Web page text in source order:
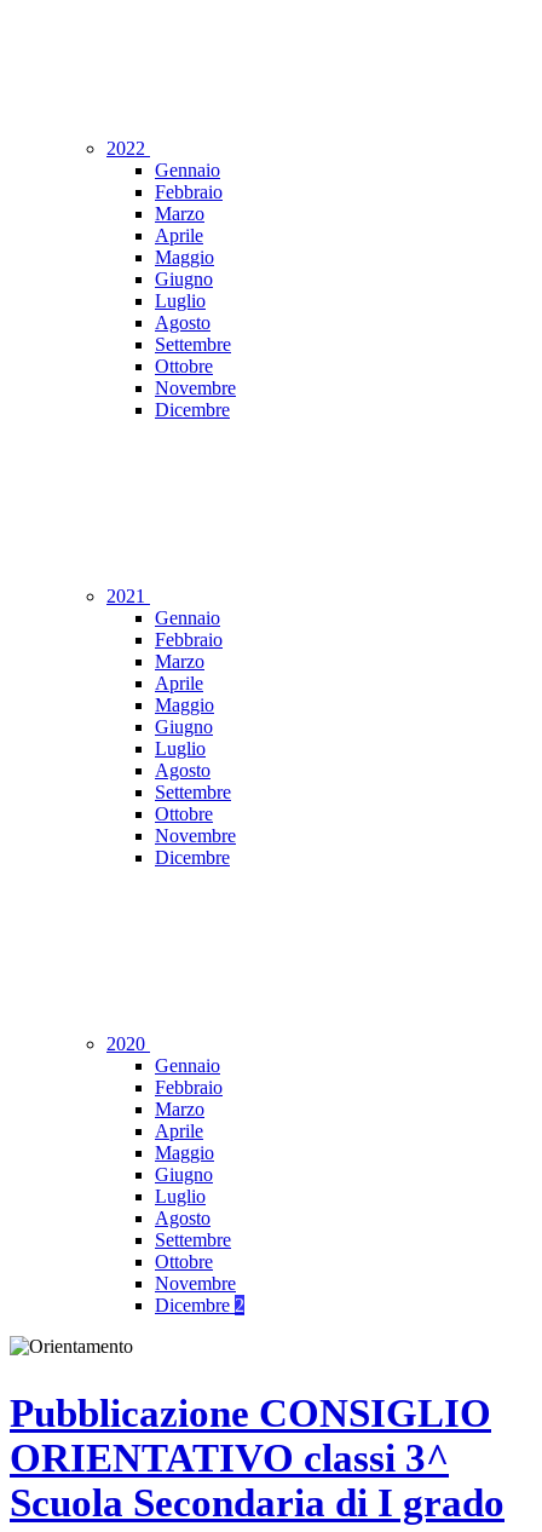
2022
Gennaio
Febbraio
Marzo
Aprile
Maggio
Giugno
Luglio
Agosto
Settembre
Ottobre
Novembre
Dicembre
2021
Gennaio
Febbraio
Marzo
Aprile
Maggio
Giugno
Luglio
Agosto
Settembre
Ottobre
Novembre
Dicembre
2020
Gennaio
Febbraio
Marzo
Aprile
Maggio
Giugno
Luglio
Agosto
Settembre
Ottobre
Novembre
Dicembre 2
Pubblicazione CONSIGLIO
ORIENTATIVO classi 3^
Scuola Secondaria di I grado